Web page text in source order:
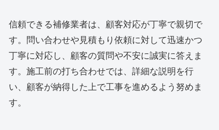
信頼できる補修業者は、顧客対応が丁寧で親切で
す。問い合わせや見積もり依頼に対して迅速かつ
丁寧に対応し、顧客の質問や不安に誠実に答えま
す。施工前の打ち合わせでは、詳細な説明を行
い、顧客が納得した上で工事を進めるよう努めま
す。